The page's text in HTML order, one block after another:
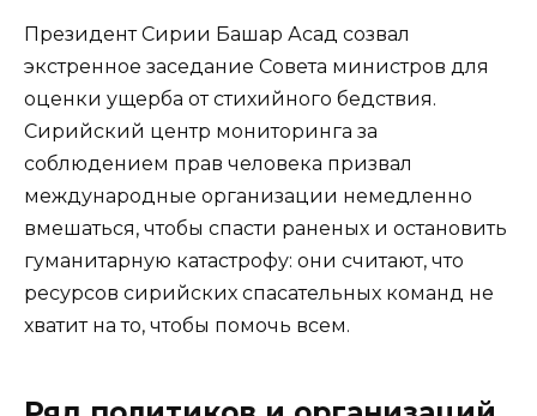
Президент Сирии Башар Асад созвал
экстренное заседание Совета министров для
оценки ущерба от стихийного бедствия.
Сирийский центр мониторинга за
соблюдением прав человека призвал
международные организации немедленно
вмешаться, чтобы спасти раненых и остановить
гуманитарную катастрофу: они считают, что
ресурсов сирийских спасательных команд не
хватит на то, чтобы помочь всем.